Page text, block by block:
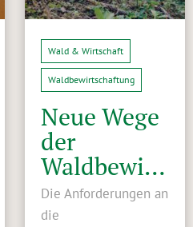
Wald & Wirtschaft
Waldbewirtschaftung
Neue Wege
der
Waldbewirtschaftung
Die Anforderungen an
die